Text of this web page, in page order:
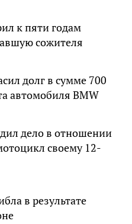
к пяти годам
сожителя
долг в сумме 700
автомобиля BMW
дело в отношении
своему 12-
в результате